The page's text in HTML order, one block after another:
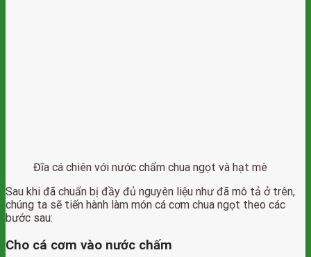
Đĩa cá chiên với nước chấm chua ngọt và hạt mè
Sau khi đã chuẩn bị đầy đủ nguyên liệu như đã mô tả ở trên,
chúng ta sẽ tiến hành làm món cá cơm chua ngọt theo các
bước sau:
Cho cá cơm vào nước chấm